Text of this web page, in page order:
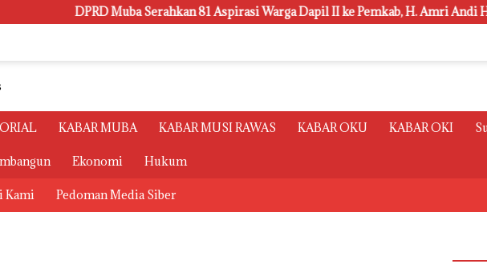
DPRD Muba Serahkan 81 Aspirasi Warga Dapil II ke Pemkab, H. Amri Andi Himpun
KABAR MUBA KABAR MUSI RAWAS KABAR OKU KABAR OKI
Ekonomi Hukum
Kami Pedoman Media Siber